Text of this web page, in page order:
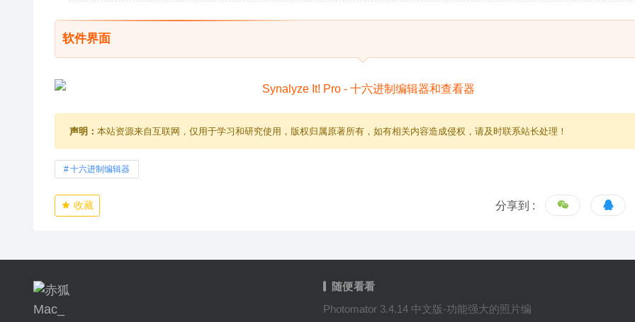
软件界面
声明： 本站资源来自互联网，仅用于学习和研究使用，版权归属原著所有，如有相关内容造成侵权，请及时联系站长处理！
十六进制编辑器
收藏 分享到 :
随便看看
Photomator 3.4.14 中文版-功能强大的照片编